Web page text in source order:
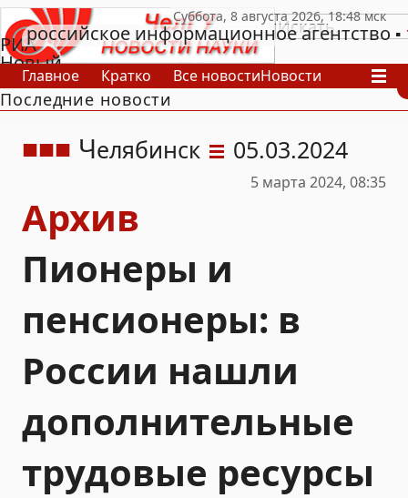
РИА
Новый
День
российское информационное агентство
Главное Кратко Все новостиНовости
В России
В мире
Последние новости
Челябинск 05.03.2024
5 марта 2024, 08:35
Архив
Пионеры и
пенсионеры: в
России нашли
дополнительные
трудовые ресурсы